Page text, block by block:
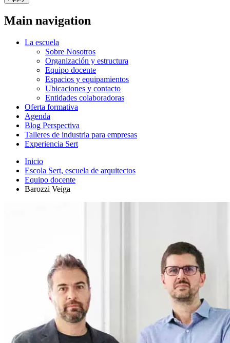
Main navigation
La escuela
Sobre Nosotros
Organización y estructura
Equipo docente
Espacios y equipamientos
Ubicaciones y contacto
Entidades colaboradoras
Oferta formativa
Agenda
Blog Perspectiva
Talleres de industria para empresas
Experiencia Sert
Inicio
Escola Sert, escuela de arquitectos
Equipo docente
Barozzi Veiga